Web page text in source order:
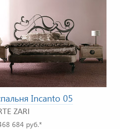
Incanto 05
ZARI
684 руб.*